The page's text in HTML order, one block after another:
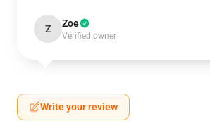
Z Zoe
Verified owner
Write your review